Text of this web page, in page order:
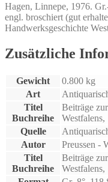
Preußen,
die
Entwicklung
Westfalen.
Menge
Hagen, Linnepe, 1976.
engl. broschiert (gut
Handwerksgeschichte
Zusätzliche
Gewicht
0.800 kg
Art
Titel
Buchreihe
Beiträge
Westfalens,
Quelle
Autor
Preussen -
Titel
Buchreihe
Beiträge
Westfalens,